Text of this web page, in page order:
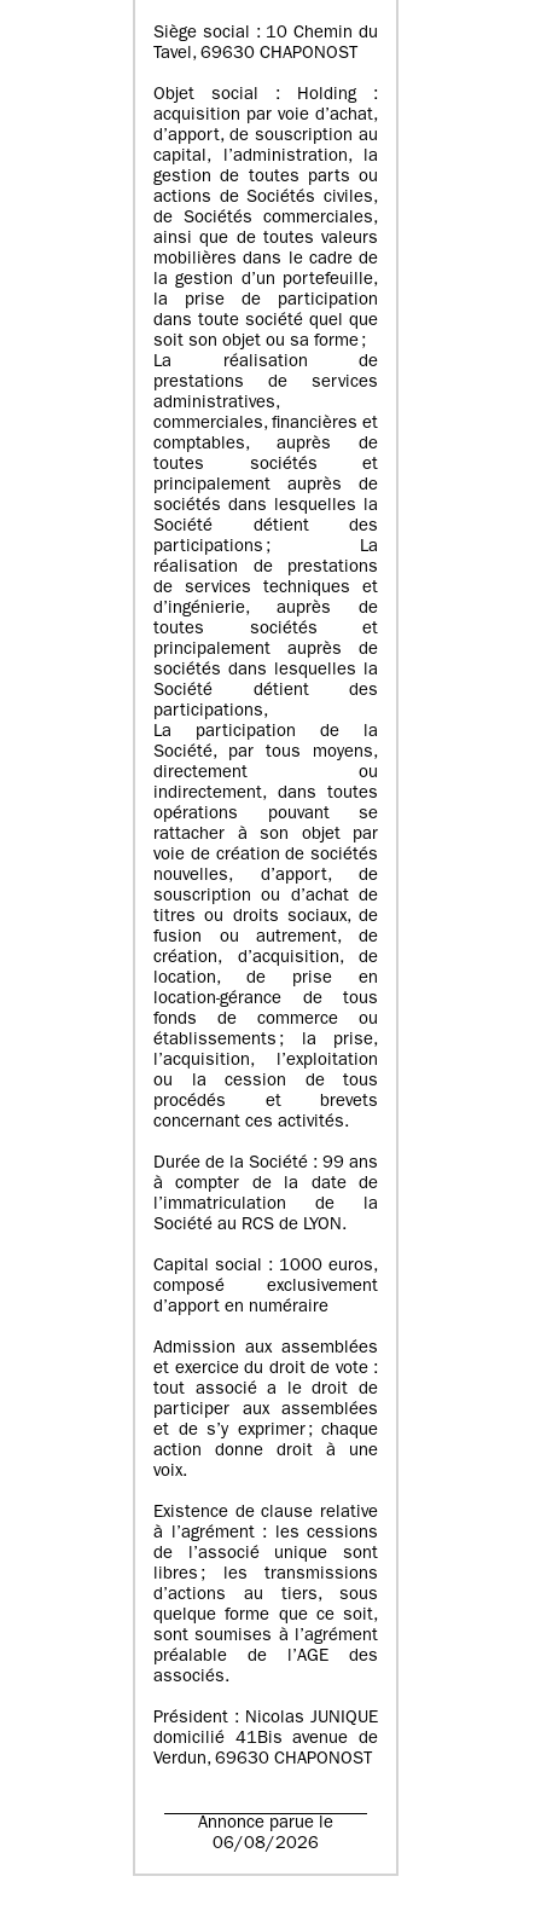
Siège social : 10 Chemin du
Tavel, 69630 CHAPONOST
Objet social : Holding :
acquisition par voie d’achat,
d’apport, de souscription au
capital, l’administration, la
gestion de toutes parts ou
actions de Sociétés civiles,
de Sociétés commerciales,
ainsi que de toutes valeurs
mobilières dans le cadre de
la gestion d’un portefeuille,
la prise de participation
dans toute société quel que
soit son objet ou sa forme ;
La réalisation de
prestations de services
administratives,
commerciales, financières et
comptables, auprès de
toutes sociétés et
principalement auprès de
sociétés dans lesquelles la
Société détient des
participations ; La
réalisation de prestations
de services techniques et
d’ingénierie, auprès de
toutes sociétés et
principalement auprès de
sociétés dans lesquelles la
Société détient des
participations,
La participation de la
Société, par tous moyens,
directement ou
indirectement, dans toutes
opérations pouvant se
rattacher à son objet par
voie de création de sociétés
nouvelles, d’apport, de
souscription ou d’achat de
titres ou droits sociaux, de
fusion ou autrement, de
création, d’acquisition, de
location, de prise en
location-gérance de tous
fonds de commerce ou
établissements ; la prise,
l’acquisition, l’exploitation
ou la cession de tous
procédés et brevets
concernant ces activités.
Durée de la Société : 99 ans
à compter de la date de
l’immatriculation de la
Société au RCS de LYON.
Capital social : 1000 euros,
composé exclusivement
d’apport en numéraire
Admission aux assemblées
et exercice du droit de vote :
tout associé a le droit de
participer aux assemblées
et de s’y exprimer ; chaque
action donne droit à une
voix.
Existence de clause relative
à l’agrément : les cessions
de l’associé unique sont
libres ; les transmissions
d’actions au tiers, sous
quelque forme que ce soit,
sont soumises à l’agrément
préalable de l’AGE des
associés.
Président : Nicolas JUNIQUE
domicilié 41Bis avenue de
Verdun, 69630 CHAPONOST
Annonce parue le
06/08/2026